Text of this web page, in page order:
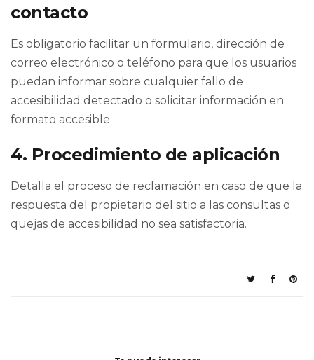
contacto
Es obligatorio facilitar un formulario, dirección de
correo electrónico o teléfono para que los usuarios
puedan informar sobre cualquier fallo de
accesibilidad detectado o solicitar información en
formato accesible.
4. Procedimiento de aplicación
Detalla el proceso de reclamación en caso de que la
respuesta del propietario del sitio a las consultas o
quejas de accesibilidad no sea satisfactoria.